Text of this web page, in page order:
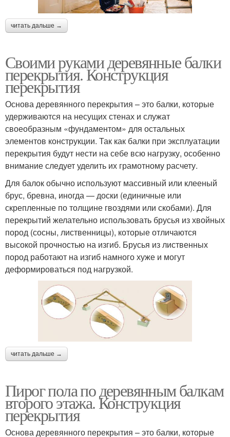
читать дальше →
Своими руками деревянные балки
перекрытия. Конструкция
перекрытия
Основа деревянного перекрытия – это балки, которые
удерживаются на несущих стенах и служат
своеобразным «фундаментом» для остальных
элементов конструкции. Так как балки при эксплуатации
перекрытия будут нести на себе всю нагрузку, особенно
внимание следует уделить их грамотному расчету.
Для балок обычно используют массивный или клееный
брус, бревна, иногда — доски (единичные или
скрепленные по толщине гвоздями или скобами). Для
перекрытий желательно использовать брусья из хвойных
пород (сосны, лиственницы), которые отличаются
высокой прочностью на изгиб. Брусья из лиственных
пород работают на изгиб намного хуже и могут
деформироваться под нагрузкой.
читать дальше →
Пирог пола по деревянным балкам
второго этажа. Конструкция
перекрытия
Основа деревянного перекрытия – это балки, которые